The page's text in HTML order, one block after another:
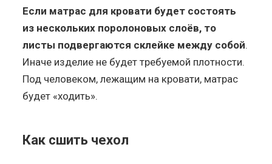
Если матрас для кровати будет состоять
из нескольких поролоновых слоёв, то
листы подвергаются склейке между собой.
Иначе изделие не будет требуемой плотности.
Под человеком, лежащим на кровати, матрас
будет «ходить».
Как сшить чехол